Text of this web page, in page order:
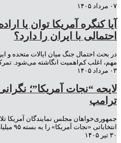
۰۷ مرداد ۱۴۰۵
آیا کنگره آمریکا توان یا
احتمالی با ایران را دارد؟
در بحث احتمال جنگ میان ایالات متحده و
مهم، اغلب کم‌اهمیت انگاشته می‌شود.
۰۳ مرداد ۱۴۰۵
لایحه “نجات آمریکا”؛
ترامپ
جمهوری‌خواهان مجلس نمایندگان آمریکا
انتخاباتی «نجات آمریکا» را به بسته ۹۵ میلیارد دلاری جنگ ایران…
۳۰ تیر ۱۴۰۵